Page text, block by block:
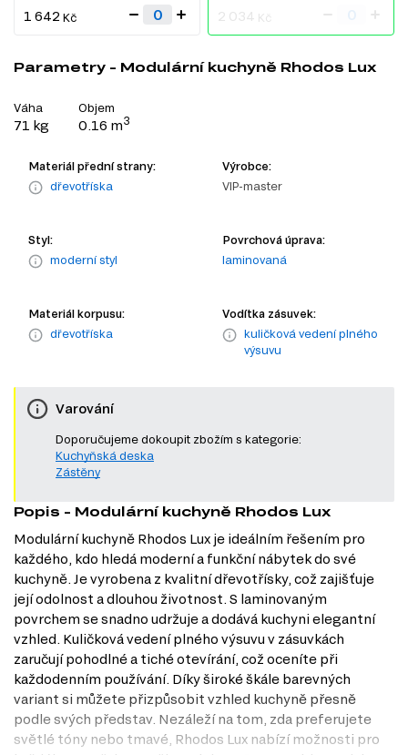
1 642 Kč 2 034 Kč
Parametry - Modulární kuchyně Rhodos Lux
Váha
71 kg
Objem
0.16 m3
Materiál přední strany:
dřevotříska
Výrobce:
VIP-master
Styl:
moderní styl
Povrchová úprava:
laminovaná
Materiál korpusu:
dřevotříska
Vodítka zásuvek:
kuličková vedení plného
výsuvu
Varování
Doporučujeme dokoupit zbožím s kategorie:
Kuchyňská deska
Zástěny
Popis - Modulární kuchyně Rhodos Lux
Modulární kuchyně Rhodos Lux je ideálním řešením pro
každého, kdo hledá moderní a funkční nábytek do své
kuchyně. Je vyrobena z kvalitní dřevotřísky, což zajišťuje
její odolnost a dlouhou životnost. S laminovaným
povrchem se snadno udržuje a dodává kuchyni elegantní
vzhled. Kuličková vedení plného výsuvu v zásuvkách
zaručují pohodlné a tiché otevírání, což oceníte při
každodenním používání. Díky široké škále barevných
variant si můžete přizpůsobit vzhled kuchyně přesně
podle svých představ. Nezáleží na tom, zda preferujete
světlé tóny nebo tmavé, Rhodos Lux nabízí možnosti pro